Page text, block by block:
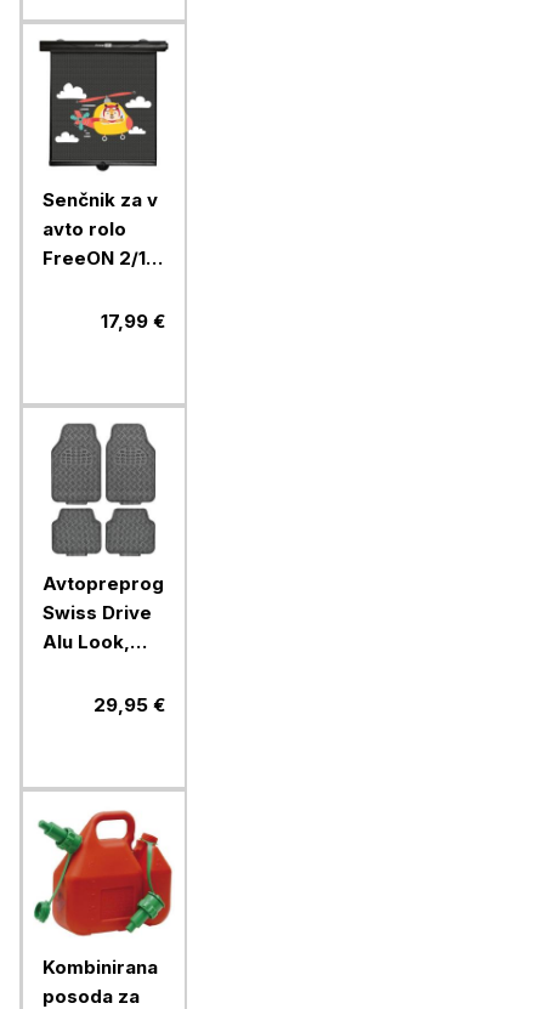
Senčnik za v
avto rolo
FreeON 2/1,
17,99 €
Avtopreproge
Swiss Drive
Alu Look,
29,95 €
Kombinirana
posoda za